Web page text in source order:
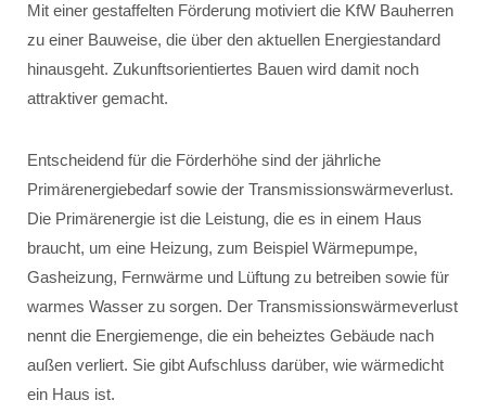
Mit einer gestaffelten Förderung motiviert die KfW Bauherren
zu einer Bauweise, die über den aktuellen Energiestandard
hinausgeht. Zukunftsorientiertes Bauen wird damit noch
attraktiver gemacht.
Entscheidend für die Förderhöhe sind der jährliche
Primärenergiebedarf sowie der Transmissionswärmeverlust.
Die Primärenergie ist die Leistung, die es in einem Haus
braucht, um eine Heizung, zum Beispiel Wärmepumpe,
Gasheizung, Fernwärme und Lüftung zu betreiben sowie für
warmes Wasser zu sorgen. Der Transmissionswärmeverlust
nennt die Energiemenge, die ein beheiztes Gebäude nach
außen verliert. Sie gibt Aufschluss darüber, wie wärmedicht
ein Haus ist.